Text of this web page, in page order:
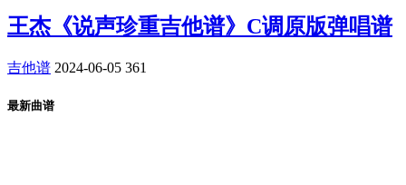
王杰《说声珍重吉他谱》C调原版弹唱谱
吉他谱 2024-06-05 361
最新曲谱